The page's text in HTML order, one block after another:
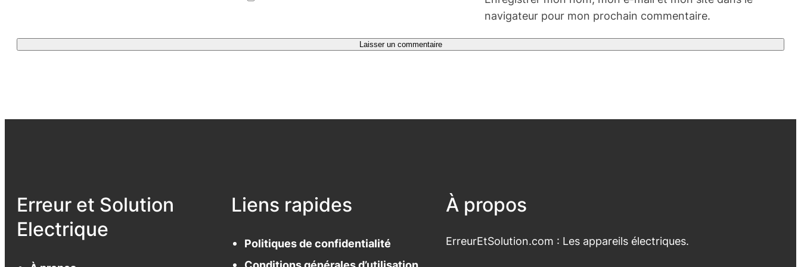
navigateur pour mon prochain commentaire.
Erreur et Solution
Electrique
Liens rapides
Politiques de confidentialité
À propos
ErreurEtSolution.com : Les appareils électriques.